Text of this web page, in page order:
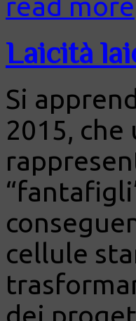
read more
Laicità
Si
2015,
cellule